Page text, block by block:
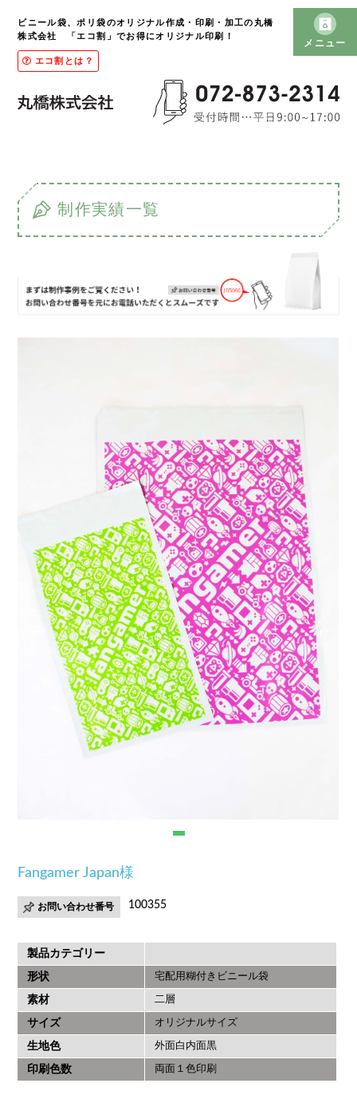
ビニール袋、ポリ袋のオリジナル作成・印刷・加工の丸橋
株式会社 「エコ割」でお得にオリジナル印刷！
エコ割とは？
メニュー
制作実績一覧
Fangamer Japan様
お問い合わせ番号 100355
製品カテゴリー
形状 宅配用糊付きビニール袋
素材 二層
サイズ オリジナルサイズ
生地色 外面白内面黒
印刷色数 両面１色印刷